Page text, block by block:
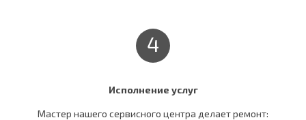
4
Исполнение услуг
Мастер нашего сервисного центра делает ремонт: